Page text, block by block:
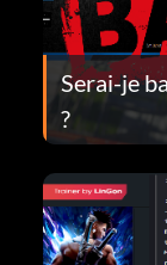
Serai-je
?